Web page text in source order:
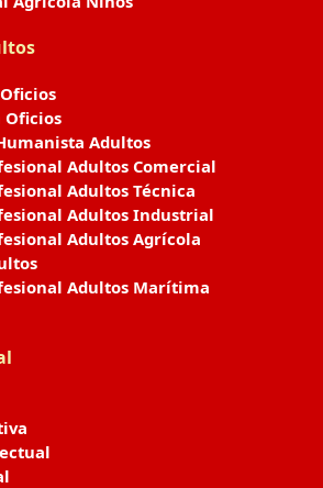
Oficios
Adultos
Adultos Comercial
Adultos Técnica
Adultos Industrial
Adultos Agrícola
Adultos Marítima